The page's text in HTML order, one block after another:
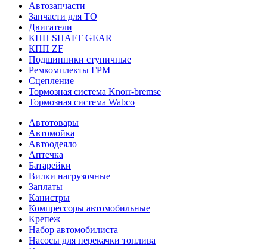
Автозапчасти
Запчасти для ТО
Двигатели
КПП SHAFT GEAR
КПП ZF
Подшипники ступичные
Ремкомплекты ГРМ
Сцепление
Тормозная система Knorr-bremse
Тормозная система Wabco
Автотовары
Автомойка
Автоодеяло
Аптечка
Батарейки
Вилки нагрузочные
Заплаты
Канистры
Компрессоры автомобильные
Крепеж
Набор автомобилиста
Насосы для перекачки топлива